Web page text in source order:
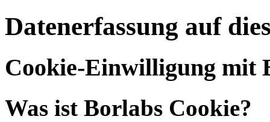
Datenerfassung auf
Cookie-Einwilligung mit
Was ist Borlabs Cookie?